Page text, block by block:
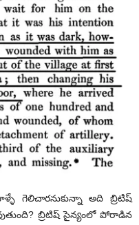
గెలిచారనుకున్నా అది బ్రిటిష్
బ్రిటిష్ సైన్యంలో పోరాడిన